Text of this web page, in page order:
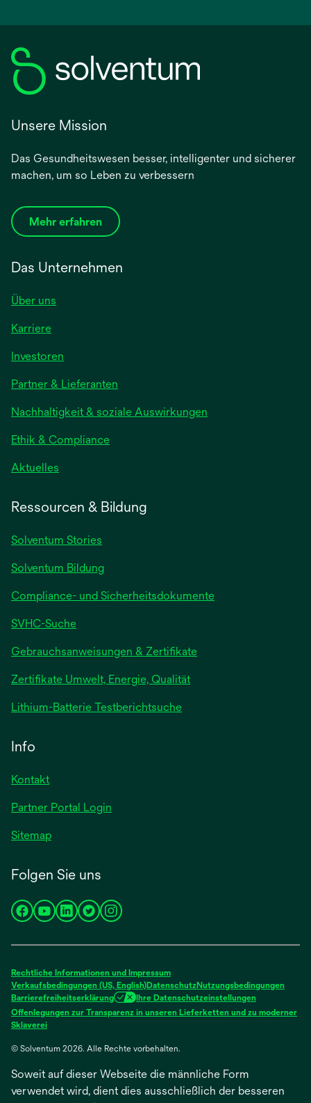
Unsere Mission
Das Gesundheitswesen besser, intelligenter und sicherer
machen, um so Leben zu verbessern
Mehr erfahren
Das Unternehmen
Über uns
Karriere
Investoren
Partner & Lieferanten
Nachhaltigkeit & soziale Auswirkungen
Ethik & Compliance
Aktuelles
Ressourcen & Bildung
Solventum Stories
Solventum Bildung
Compliance- und Sicherheitsdokumente
SVHC-Suche
Gebrauchsanweisungen & Zertifikatewird
Zertifikate Umwelt, Energie, Qualität
Lithium-Batterie Testberichtsuchewird
Info
Kontakt
Partner Portal Login
Sitemap
Folgen Sie uns
wird
neuen
Registerkarte
geöffnet
wird
neuen
Registerkarte
geöffnet
wird
neuen
Registerkarte
geöffnet
wird
neuen
Registerkarte
geöffnet
wird
neuen
Registerkarte
geöffnet
Rechtliche Informationen und Impressum
Verkaufsbedingungen (US, English)DatenschutzNutzungsbedingungen
Barrierefreiheitserklärung
Ihre Datenschutzeinstellungen
Offenlegungen zur Transparenz in unseren Lieferketten und zu moderner
Sklavereiwird
einer
Registerkarte
geöffnet
© Solventum 2026. Alle Rechte vorbehalten.
Soweit auf dieser Webseite die männliche Form
verwendet wird, dient dies ausschließlich der besseren